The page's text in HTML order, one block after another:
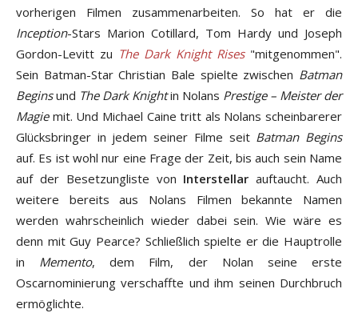
vorherigen Filmen zusammenarbeiten. So hat er die
Inception-Stars Marion Cotillard, Tom Hardy und Joseph
Gordon-Levitt zu The Dark Knight Rises"mitgenommen".
Sein Batman-Star Christian Bale spielte zwischen Batman
Beginsund The Dark Knightin Nolans Prestige – Meister der
Magiemit. Und Michael Caine tritt als Nolans scheinbarerer
Glücksbringer in jedem seiner Filme seit Batman Begins
auf. Es ist wohl nur eine Frage der Zeit, bis auch sein Name
auf der Besetzungliste von Interstellar auftaucht. Auch
weitere bereits aus Nolans Filmen bekannte Namen
werden wahrscheinlich wieder dabei sein. Wie wäre es
denn mit Guy Pearce? Schließlich spielte er die Hauptrolle
in Memento, dem Film, der Nolan seine erste
Oscarnominierung verschaffte und ihm seinen Durchbruch
ermöglichte.